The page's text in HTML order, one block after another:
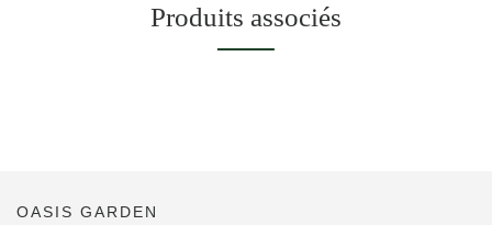
Produits associés
OASIS GARDEN